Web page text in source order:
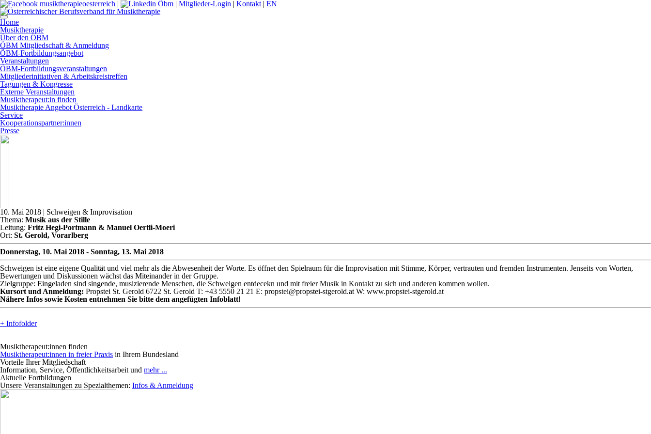
| | Mitglieder-Login | Kontakt | EN
Home
Musiktherapie
Über den ÖBM
ÖBM Mitgliedschaft & Anmeldung
ÖBM-Fortbildungsangebot
Veranstaltungen
ÖBM-Fortbildungsveranstaltungen
Mitgliederinitiativen & Arbeitskreistreffen
Tagungen & Kongresse
Externe Veranstaltungen
Musiktherapeut:in finden
Musiktherapie Angebot Österreich - Landkarte
Service
Kooperationspartner:innen
Presse
10. Mai 2018 | Schweigen & Improvisation
Thema: Musik aus der Stille
Leitung: Fritz Hegi-Portmann & Manuel Oertli-Moeri
Ort: St. Gerold, Vorarlberg
Donnerstag, 10. Mai 2018 - Sonntag, 13. Mai 2018
Schweigen ist eine eigene Qualität und viel mehr als die Abwesenheit der Worte. Es öffnet den Spielraum für die Improvisation mit Stimme, Körper, vertrauten und fremden Instrumenten. Jenseits von Worten,
Bewertungen und Diskussionen wächst das Miteinander in der Gruppe.
Zielgruppe: Eingeladen sind singende, musizierende Menschen, die Schweigen entdecekn und mit freier Musik in Kontakt zu sich und anderen kommen wollen.
Kursort und Anmeldung: Propstei St. Gerold 6722 St. Gerold T: +43 5550 21 21 E: propstei@propstei-stgerold.at W: www.propstei-stgerold.at
Nähere Infos sowie Kosten entnehmen Sie bitte dem angefügten Infoblatt!
+ Infofolder
Musiktherapeut:innen finden
Musiktherapeut:innen in freier Praxis in Ihrem Bundesland
Vorteile Ihrer Mitgliedschaft
Information, Service, Öffentlichkeitsarbeit und mehr ...
Aktuelle Fortbildungen
Unsere Veranstaltungen zu Spezialthemen: Infos & Anmeldung